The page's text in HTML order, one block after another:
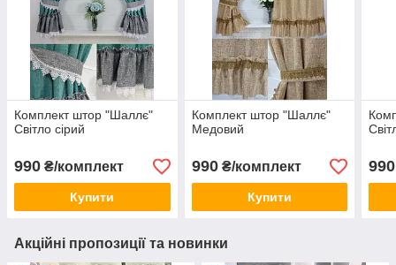
Комплект штор "Шаллє"
Світло сірий
990 ₴/комплект
Купити
Комплект штор "Шаллє"
Медовий
990₴/комплект
Купити
990
Акційні пропозиції та новинки